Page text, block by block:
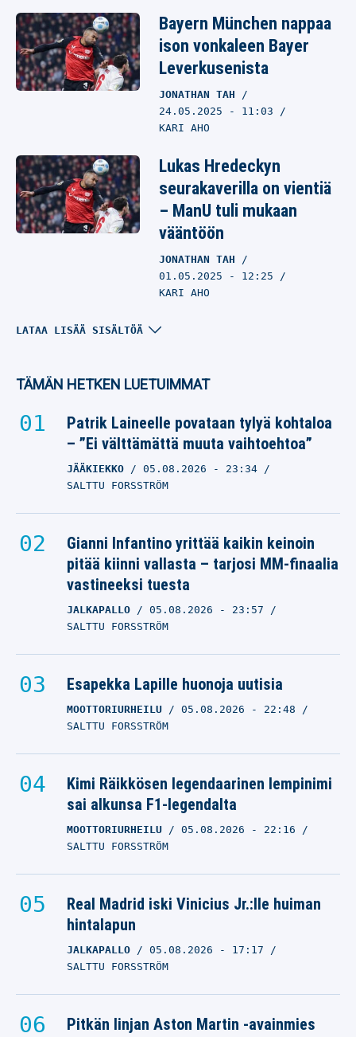
Bayern München nappaa
ison vonkaleen Bayer
Leverkusenista
JONATHAN TAH
24.05.2025 - 11:03
KARI AHO
Lukas Hredeckyn
seurakaverilla on vientiä
– ManU tuli mukaan
vääntöön
JONATHAN TAH
01.05.2025 - 12:25
KARI AHO
Liverpoolille on tarjolla
Leverkusenista
12.04.2025- 19:12
KARI AHO
Lukas Hradeckyn
seurakaveri on tehnyt
ison päätöksensä
JONATHAN TAH
14.02.2025- 12:10
KARI AHO
LATAA LISÄÄ SISÄLTÖÄ
TÄMÄN HETKEN LUETUIMMAT
Patrik Laineelle povataan tylyä kohtaloa
– ”Ei välttämättä muuta vaihtoehtoa”
JÄÄKIEKKO 05.08.2026 - 23:34
SALTTU FORSSTRÖM
Gianni Infantino yrittää kaikin keinoin
pitää kiinni vallasta – tarjosi MM-finaalia
vastineeksi tuesta
JALKAPALLO 05.08.2026 - 23:57
SALTTU FORSSTRÖM
Esapekka Lapille huonoja uutisia
MOOTTORIURHEILU 05.08.2026 - 22:48
SALTTU FORSSTRÖM
Kimi Räikkösen legendaarinen lempinimi
sai alkunsa F1-legendalta
MOOTTORIURHEILU 05.08.2026 - 22:16
SALTTU FORSSTRÖM
Real Madrid iski Vinicius Jr.:lle huiman
hintalapun
JALKAPALLO 05.08.2026 - 17:17
SALTTU FORSSTRÖM
Pitkän linjan Aston Martin -avainmies